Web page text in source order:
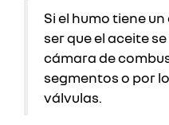
Si el humo tiene
ser que el aceite
cámara de
segmentos o por
válvulas.